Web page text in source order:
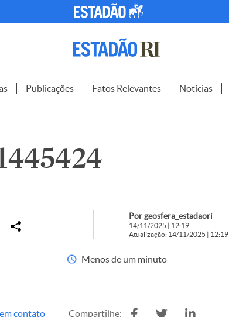
Publicações Fatos Relevantes Notícias
Por geosfera_estadaori
14/11/2025 | 12:19
Atualização: 14/11/2025 | 12:19
Menos de um minuto
contato Compartilhe: